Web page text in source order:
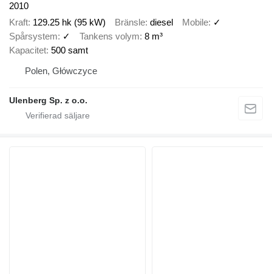
2010
Kraft 129.25 hk (95 kW) Bränsle diesel Mobile ✓
Spårsystem
✓ Tankens volym 8 m³
Kapacitet 500 samt
Polen, Główczyce
Ulenberg Sp. z o.o.